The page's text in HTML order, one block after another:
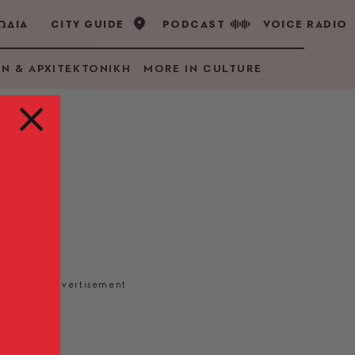
CITY GUIDE PODCAST VOICE RADIO
& ΑΡΧΙΤΕΚΤΟΝΙΚΗ MORE IN CULTURE